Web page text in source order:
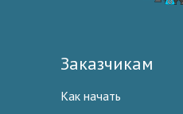
Заказчикам
Как начать